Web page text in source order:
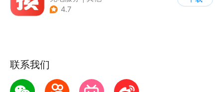
4.7
联系我们